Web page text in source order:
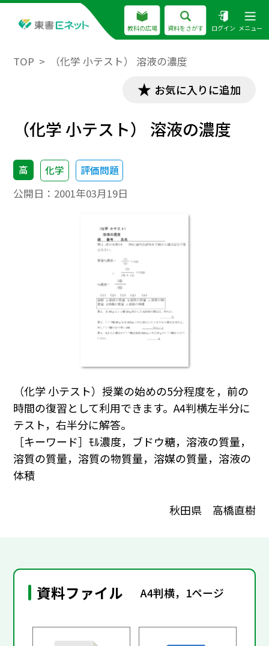
教科の広場 資料をさがす ログイン メニュー
TOP （化学 小テスト） 溶液の濃度
お気に入りに追加
（化学 小テスト） 溶液の濃度
高 化学 評価問題
公開日： 2001年03月19日
（化学 小テスト）授業の始めの5分程度を，前の
時間の復習として利用できます。A4判横左半分に
テスト，右半分に解答。
［キーワード］ﾓﾙ濃度，ブドウ糖，溶液の質量，
溶質の質量，溶質の物質量，溶媒の質量，溶液の
体積
秋田県 高橋直樹
資料ファイル A4判横，1ページ